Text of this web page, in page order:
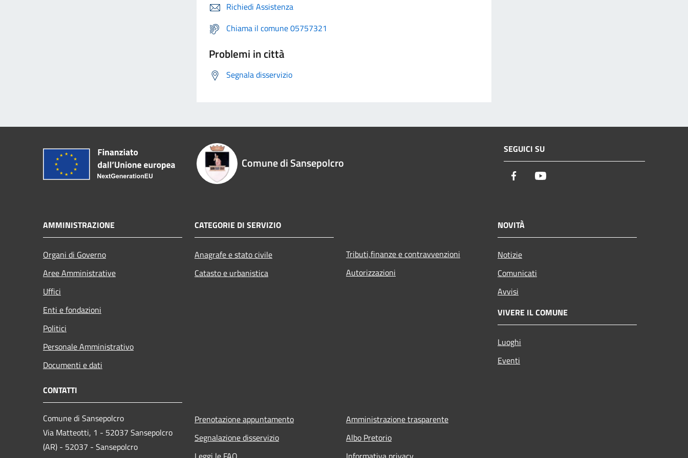
Richiedi Assistenza
Chiama il comune 05757321
Problemi in città
Segnala disservizio
Comune di Sansepolcro
SEGUICI SU
Facebook
AMMINISTRAZIONE
Organi di Governo
Aree Amministrative
Uffici
Enti e fondazioni
Politici
Personale Amministrativo
Documenti e dati
CATEGORIE DI SERVIZIO
Anagrafe e stato civile
Catasto e urbanistica
Tributi,finanze e contravvenzioni
Autorizzazioni
NOVITÀ
Notizie
Comunicati
Avvisi
VIVERE IL COMUNE
Luoghi
Eventi
CONTATTI
Comune di Sansepolcro
Via Matteotti, 1 - 52037 Sansepolcro
(AR) - 52037 - Sansepolcro
Prenotazione appuntamento
Segnalazione disservizio
Amministrazione trasparente
Albo Pretorio